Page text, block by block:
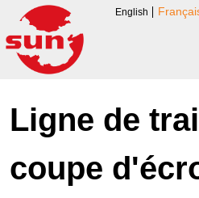
English
Ligne de
coupe